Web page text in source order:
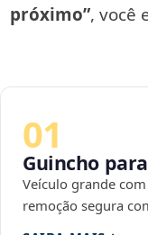
próximo”, você
01
Guincho
Veículo grande
remoção segura